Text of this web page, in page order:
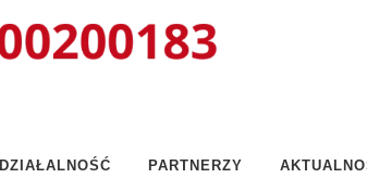
DZIAŁALNOŚĆ PARTNERZY